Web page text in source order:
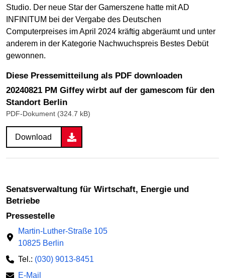
Studio. Der neue Star der Gamerszene hatte mit AD
INFINITUM bei der Vergabe des Deutschen
Computerpreises im April 2024 kräftig abgeräumt und unter
anderem in der Kategorie Nachwuchspreis Bestes Debüt
gewonnen.
Diese Pressemitteilung als PDF downloaden
20240821 PM Giffey wirbt auf der gamescom für den
Standort Berlin
PDF-Dokument (324.7 kB)
Download
Senatsverwaltung für Wirtschaft, Energie und
Betriebe
Pressestelle
Martin-Luther-Straße 105
10825 Berlin
Tel.: (030) 9013-8451
E-Mail